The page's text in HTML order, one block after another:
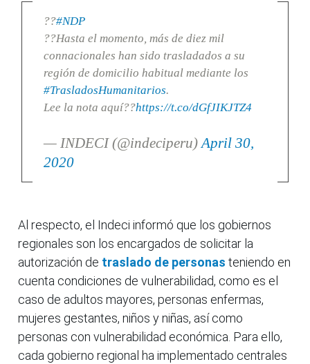
??#NDP
??Hasta el momento, más de diez mil
connacionales han sido trasladados a su
región de domicilio habitual mediante los
#TrasladosHumanitarios.
Lee la nota aquí??https://t.co/dGfJIKJTZ4
— INDECI (@indeciperu) April 30,
2020
Al respecto, el Indeci informó que los gobiernos
regionales son los encargados de solicitar la
autorización de traslado de personas teniendo en
cuenta condiciones de vulnerabilidad, como es el
caso de adultos mayores, personas enfermas,
mujeres gestantes, niños y niñas, así como
personas con vulnerabilidad económica. Para ello,
cada gobierno regional ha implementado centrales